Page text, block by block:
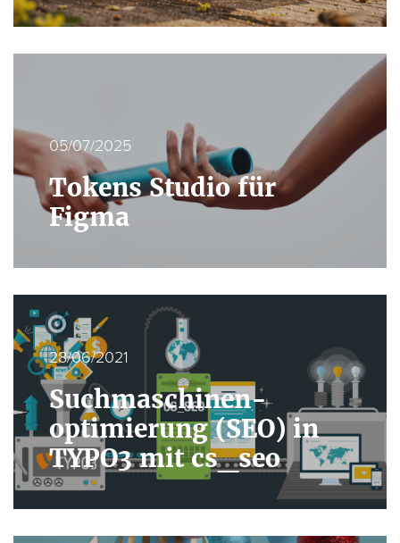
05/07/2025
Tokens Studio für
Figma
28/06/2021
Suchmaschinen­
optimierung (SEO) in
TYPO3 mit cs_seo